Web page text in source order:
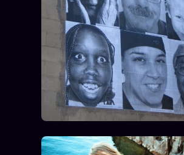
S'abonner GRATUIT
Cercle Privé 30€/M
Mécène
Témoignages85 000
Lectures des sœurs
Bienvenue nouveau membre
Manifeste pricing